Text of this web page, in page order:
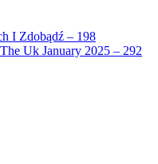
I Zdobądź – 198
Uk January 2025 – 292